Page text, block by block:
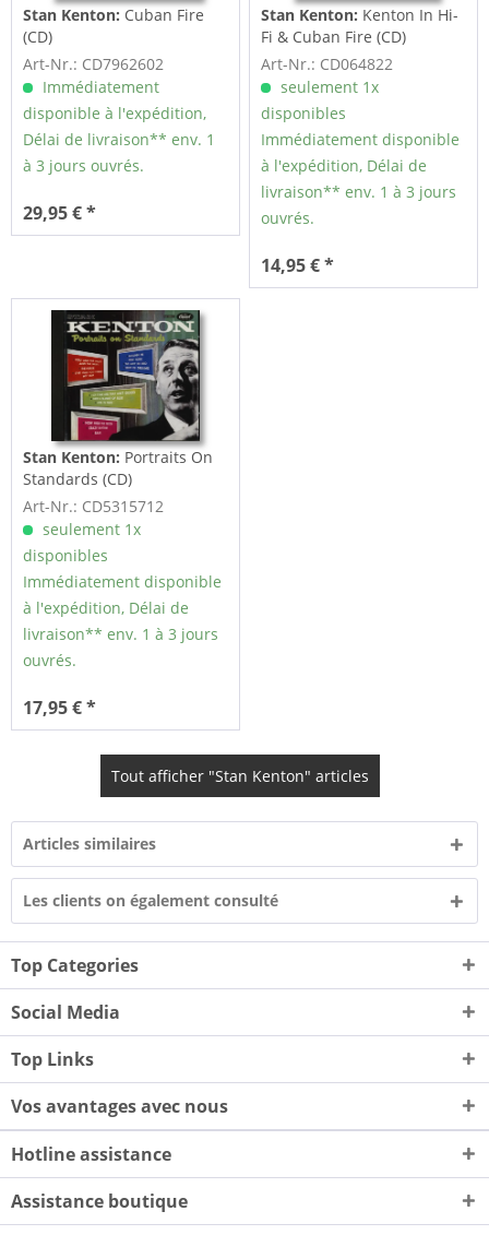
Stan Kenton: Cuban Fire
(CD)
Art-Nr.: CD7962602
Immédiatement
disponible à l'expédition,
Délai de livraison** env. 1
à 3 jours ouvrés.
29,95 € *
Stan Kenton: Kenton In Hi-
Fi & Cuban Fire (CD)
Art-Nr.: CD064822
seulement 1x
disponibles
Immédiatement disponible
à l'expédition, Délai de
livraison** env. 1 à 3 jours
ouvrés.
14,95 € *
Stan Kenton: Portraits On
Standards (CD)
Art-Nr.: CD5315712
seulement 1x
disponibles
Immédiatement disponible
à l'expédition, Délai de
livraison** env. 1 à 3 jours
ouvrés.
17,95 € *
Tout afficher "Stan Kenton" articles
Articles similaires
Les clients on également consulté
Top Categories
Social Media
Top Links
Vos avantages avec nous
Hotline assistance
Assistance boutique